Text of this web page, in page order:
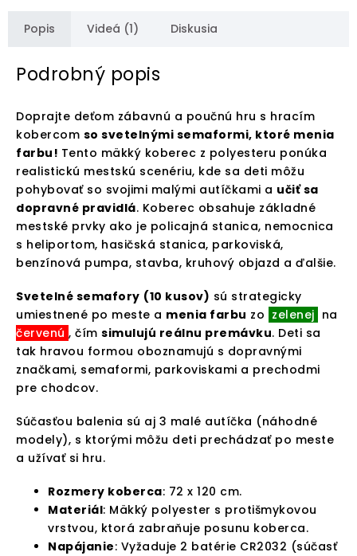
Popis Videá (1) Diskusia
Podrobný popis
Doprajte deťom zábavnú a poučnú hru s hracím
kobercom so svetelnými semaformi, ktoré menia
farbu! Tento mäkký koberec z polyesteru ponúka
realistickú mestskú scenériu, kde sa deti môžu
pohybovať so svojimi malými autíčkami a učiť sa
dopravné pravidlá. Koberec obsahuje základné
mestské prvky ako je policajná stanica, nemocnica
s heliportom, hasičská stanica, parkoviská,
benzínová pumpa, stavba, kruhový objazd a ďalšie.
Svetelné semafory (10 kusov) sú strategicky
umiestnené po meste a menia farbu zo zelenej na
červenú , čím simulujú reálnu premávku. Deti sa
tak hravou formou oboznamujú s dopravnými
značkami, semaformi, parkoviskami a prechodmi
pre chodcov.
Súčasťou balenia sú aj 3 malé autíčka (náhodné
modely), s ktorými môžu deti prechádzať po meste
a užívať si hru.
Rozmery koberca: 72 x 120 cm.
Materiál: Mäkký polyester s protišmykovou
vrstvou, ktorá zabraňuje posunu koberca.
Napájanie: Vyžaduje 2 batérie CR2032 (súčasť